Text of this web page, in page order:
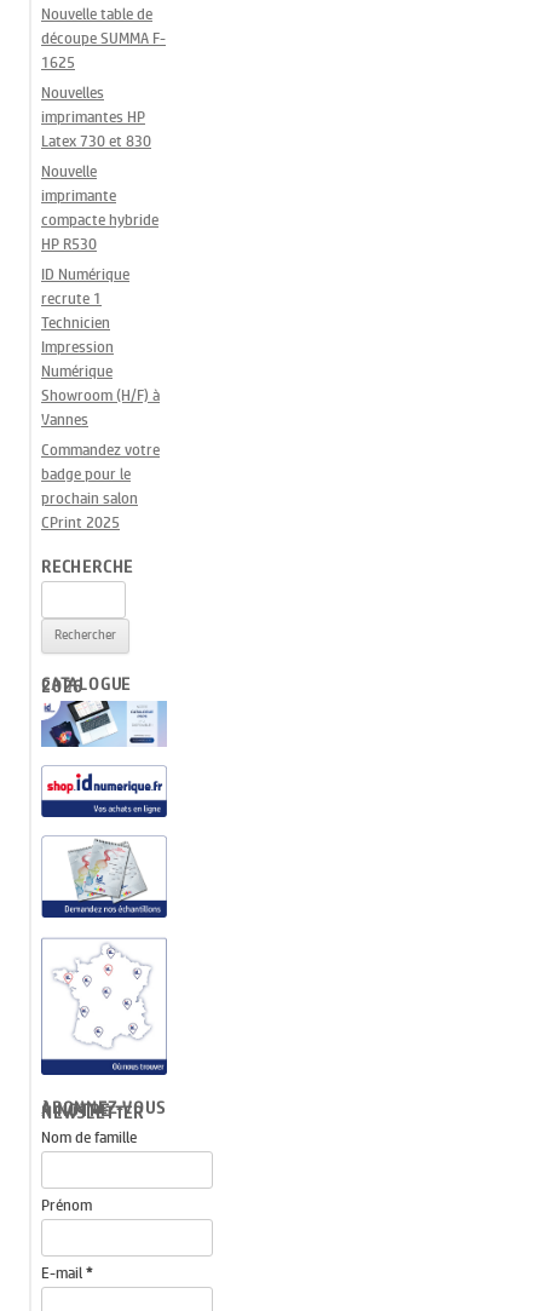
Nouvelle table de
découpe SUMMA F-
1625
Nouvelles
imprimantes HP
Latex 730 et 830
Nouvelle
imprimante
compacte hybride
HP R530
ID Numérique
recrute 1
Technicien
Impression
Numérique
Showroom (H/F) à
Vannes
Commandez votre
badge pour le
prochain salon
CPrint 2025
RECHERCHE
CATALOGUE 2026
ABONNEZ-VOUS À NOTRE NEWSLETTER
Nom de famille
Prénom
E-mail*